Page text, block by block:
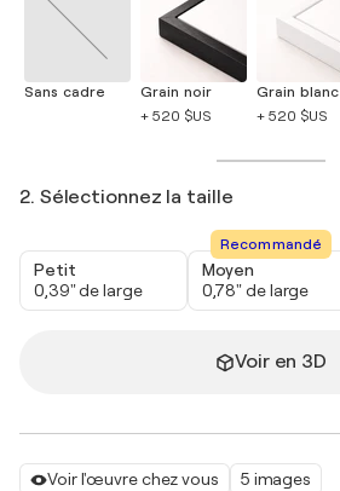
Voir l'œuvre chez vous
5 images
Sans cadre
Grain noir
+ 520 $US
Grain blanc
+ 520 $US
2. Sélectionnez la taille
Petit
0,39" de large
Recommandé
Moyen
0,78" de large
Voir en 3D